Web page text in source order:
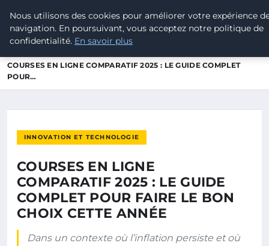
LEAD REVOLUTION
COURSES EN LIGNE COMPARATIF 2025 : LE GUIDE COMPLET
POUR…
INNOVATION ET TECHNOLOGIE
COURSES EN LIGNE
COMPARATIF 2025 : LE GUIDE
COMPLET POUR FAIRE LE BON
CHOIX CETTE ANNÉE
Dans un contexte où l’inflation persiste et où
Nous utilisons des cookies pour améliorer votre expérience
navigation. En poursuivant, vous acceptez notre politique de
confidentialité. En savoir plus